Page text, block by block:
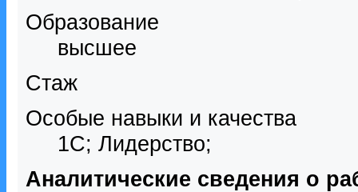
Образование
высшее
Стаж
Особые навыки и качества
1С; Лидерство;
Аналитические сведения о